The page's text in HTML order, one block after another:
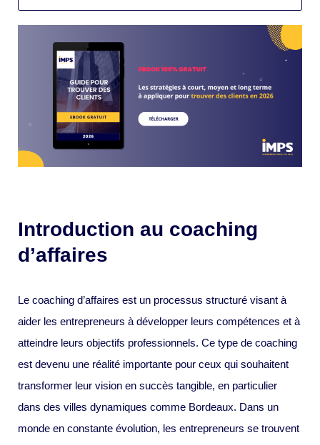
Introduction au coaching
d’affaires
Le coaching d’affaires est un processus structuré visant à
aider les entrepreneurs à développer leurs compétences et à
atteindre leurs objectifs professionnels. Ce type de coaching
est devenu une réalité importante pour ceux qui souhaitent
transformer leur vision en succès tangible, en particulier
dans des villes dynamiques comme Bordeaux. Dans un
monde en constante évolution, les entrepreneurs se trouvent